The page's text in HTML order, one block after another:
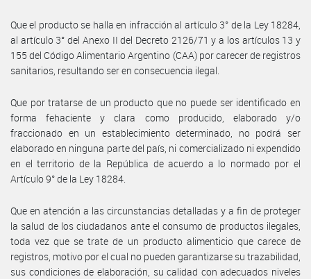
Que el producto se halla en infracción al artículo 3° de la Ley 18284,
al artículo 3° del Anexo II del Decreto 2126/71 y a los artículos 13 y
155 del Código Alimentario Argentino (CAA) por carecer de registros
sanitarios, resultando ser en consecuencia ilegal.
Que por tratarse de un producto que no puede ser identificado en
forma fehaciente y clara como producido, elaborado y/o
fraccionado en un establecimiento determinado, no podrá ser
elaborado en ninguna parte del país, ni comercializado ni expendido
en el territorio de la República de acuerdo a lo normado por el
Artículo 9° de la Ley 18284.
Que en atención a las circunstancias detalladas y a fin de proteger
la salud de los ciudadanos ante el consumo de productos ilegales,
toda vez que se trate de un producto alimenticio que carece de
registros, motivo por el cual no pueden garantizarse su trazabilidad,
sus condiciones de elaboración, su calidad con adecuados niveles